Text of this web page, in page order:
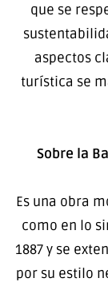
que se
aspectos
turística se
Sobre la
Es una obra
como en lo
1887 y se
por su estilo